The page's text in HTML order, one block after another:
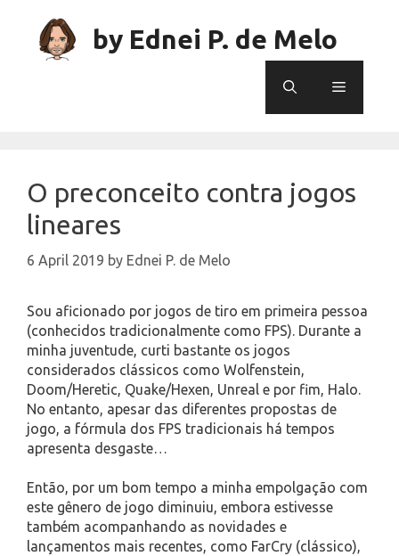
content
by Ednei P. de Melo
Menu
O preconceito contra jogos
lineares
6 April 2019 by Ednei P. de Melo
Sou aficionado por jogos de tiro em primeira pessoa
(conhecidos tradicionalmente como FPS). Durante a
minha juventude, curti bastante os jogos
considerados clássicos como Wolfenstein,
Doom/Heretic, Quake/Hexen, Unreal e por fim, Halo.
No entanto, apesar das diferentes propostas de
jogo, a fórmula dos FPS tradicionais há tempos
apresenta desgaste…
Então, por um bom tempo a minha empolgação com
este gênero de jogo diminuiu, embora estivesse
também acompanhando as novidades e
lançamentos mais recentes, como FarCry (clássico),